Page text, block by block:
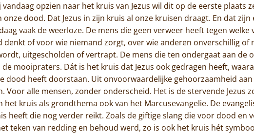
Home
Trappisten
De abdij
Actueel
vandaag opzien naar het kruis van Jezus wil dit op de eerste plaats
onze dood. Dat Jezus in zijn kruis al onze kruisen draagt. En dat
vaak de weerloze. De mens die geen verweer heeft tegen
denkt of voor wie niemand zorgt, over wie anderen onverschillig of
uitgescholden of vertrapt. De mens die ten ondergaat aan de
de mooipraters. Dát is het kruis dat Jezus ook gedragen heeft,
dood heeft doorstaan. Uit onvoorwaardelijke gehoorzaamheid
Voor alle mensen, zonder onderscheid. Het is de stervende Jezus
het kruis als grondthema ook van het Marcusevangelie. De
heeft die nog verder reikt. Zoals de giftige slang die voor dood en
teken van redding en behoud werd, zo is ook het kruis hét